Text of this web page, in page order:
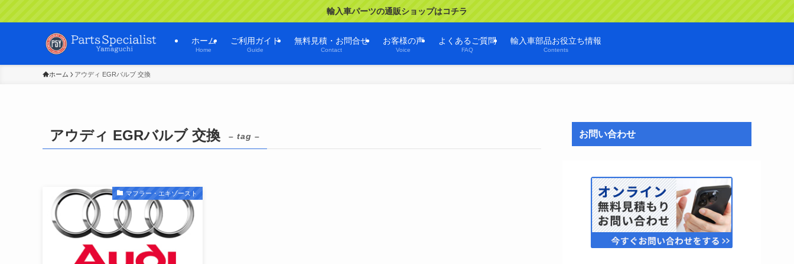
輸入車パーツの通販ショップはコチラ
ホーム
Home
ご利用ガイド
Guide
無料見積・お問合せ
Contact
お客様の声
Voice
よくあるご質問
FAQ
輸入車部品お役立ち情報
Contents
ホーム アウディ EGRバルブ 交換
アウディ EGRバルブ 交換 – tag –
マフラー・エキゾースト
お問い合わせ